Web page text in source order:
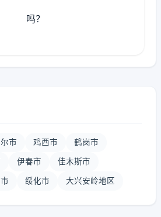
吗？
市 鸡西市 鹤岗市
伊春市 佳木斯市
绥化市 大兴安岭地区